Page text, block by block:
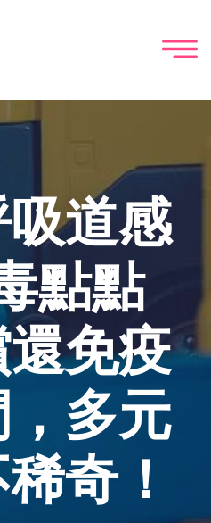
道感
點點
免疫
多元
奇！